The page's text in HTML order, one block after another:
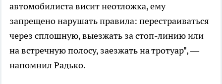
автомобилиста висит неотложка, ему
запрещено нарушать правила: перестраиваться
через сплошную, выезжать за стоп-линию или
на встречную полосу, заезжать на тротуар", —
напомнил Радько.